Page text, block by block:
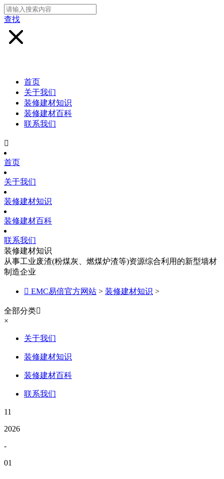
查找
首页
关于我们
装修建材知识
装修建材百科
联系我们

首页
关于我们
装修建材知识
装修建材百科
联系我们
装修建材知识
从事工业废渣(粉煤灰、燃煤炉渣等)资源综合利用的新型墙材
制造企业
 EMC易倍官方网站 > 装修建材知识 >
全部分类
×
关于我们
装修建材知识
装修建材百科
联系我们
11
2026
-
01